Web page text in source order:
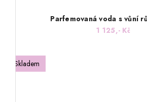
Parfemovaná voda s vůní
1 125,- Kč
Skladem